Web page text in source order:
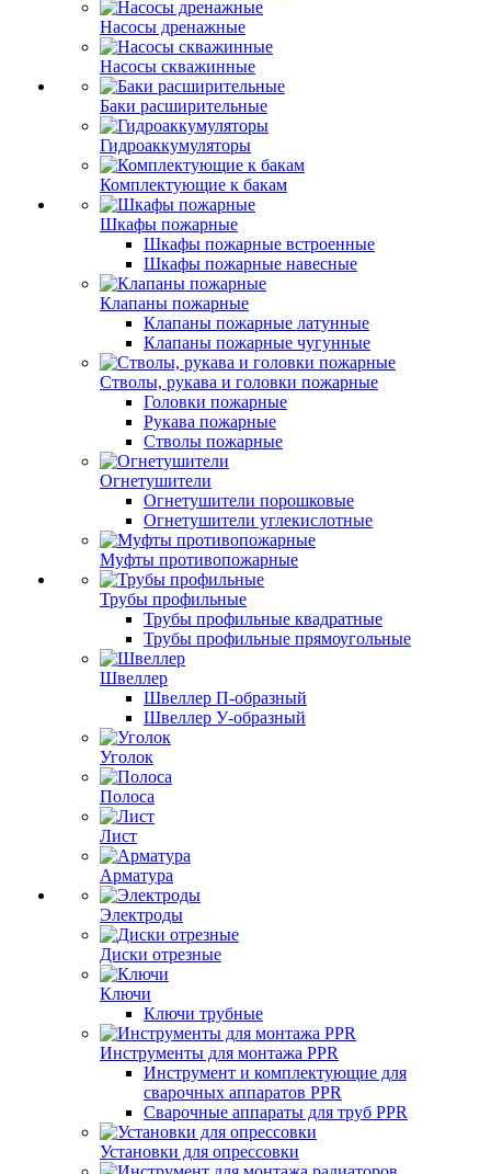
Насосы дренажные
Насосы скважинные
Баки расширительные
Гидроаккумуляторы
Комплектующие к бакам
Шкафы пожарные
Шкафы пожарные встроенные
Шкафы пожарные навесные
Клапаны пожарные
Клапаны пожарные латунные
Клапаны пожарные чугунные
Стволы, рукава и головки пожарные
Головки пожарные
Рукава пожарные
Стволы пожарные
Огнетушители
Огнетушители порошковые
Огнетушители углекислотные
Муфты противопожарные
Трубы профильные
Трубы профильные квадратные
Трубы профильные прямоугольные
Швеллер
Швеллер П-образный
Швеллер У-образный
Уголок
Полоса
Лист
Арматура
Электроды
Диски отрезные
Ключи
Ключи трубные
Инструменты для монтажа PPR
Инструмент и комплектующие для
сварочных аппаратов PPR
Сварочные аппараты для труб PPR
Установки для опрессовки